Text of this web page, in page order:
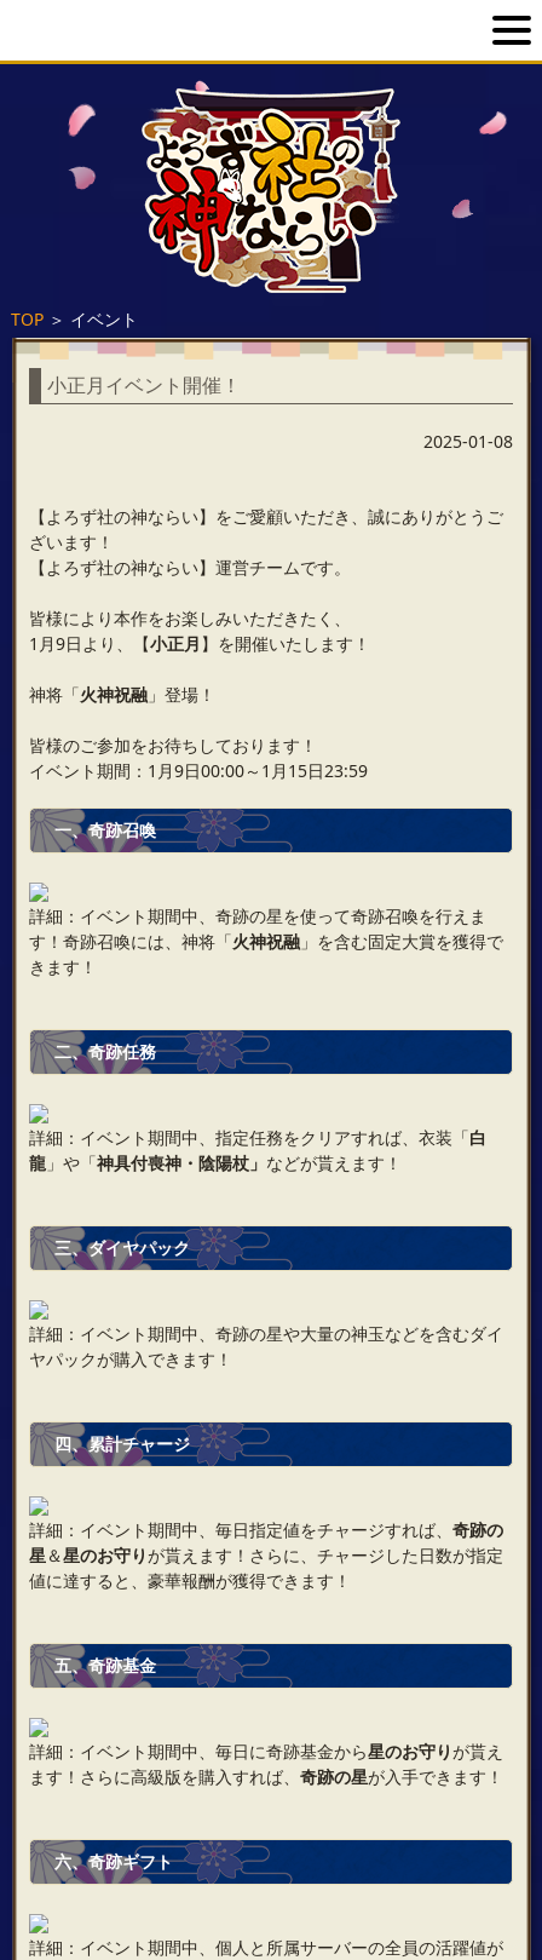
TOP＞ イベント
小正月イベント開催！
2025-01-08
【よろず社の神ならい】をご愛顧いただき、誠にありがとうご
ざいます！
【よろず社の神ならい】運営チームです。
皆様により本作をお楽しみいただきたく、
1月9日より、【小正月 】を開催いたします！
神将「火神祝融」登場！
皆様のご参加をお待ちしております！
イベント期間：1月9日00:00～1月15日23:59
一、奇跡召喚
詳細：イベント期間中、奇跡の星を使って奇跡召喚を行えま
す！奇跡召喚には、神将「火神祝融」を含む固定大賞を獲得で
きます！
二、奇跡任務
詳細：イベント期間中、指定任務をクリアすれば、衣装「白
龍」や「神具付喪神・陰陽杖」 などが貰えます！
三、ダイヤパック
詳細：イベント期間中、奇跡の星や大量の神玉などを含むダイ
ヤパックが購入できます！
四、累計チャージ
詳細：イベント期間中、毎日指定値をチャージすれば、 奇跡の
星＆星のお守りが貰えます！さらに、チャージした日数が指定
値に達すると、豪華報酬が獲得できます！
五、奇跡基金
詳細：イベント期間中、毎日に奇跡基金から星のお守りが貰え
ます！さらに高級版を購入すれば、 奇跡の星が入手できます！
六、奇跡ギフト
詳細：イベント期間中、個人と所属サーバーの全員の活躍値が